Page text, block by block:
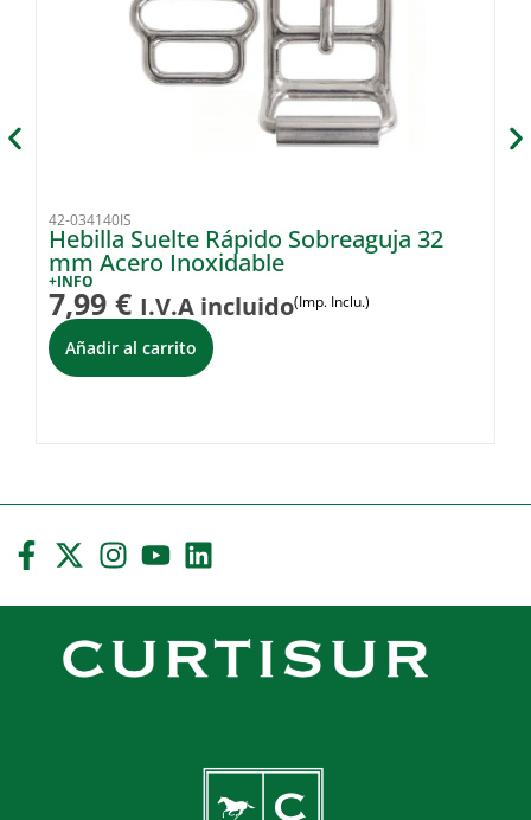
42-034140IS
Hebilla Suelte Rápido Sobreaguja 32
mm Acero Inoxidable
+INFO
7,99 € I.V.A incluido(Imp. Inclu.)
Añadir al carrito